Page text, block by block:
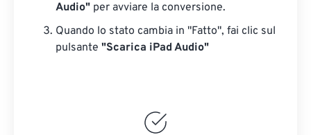
Audio" per avviare la conversione.
Quando lo stato cambia in "Fatto", fai clic sul
pulsante "Scarica iPad Audio"